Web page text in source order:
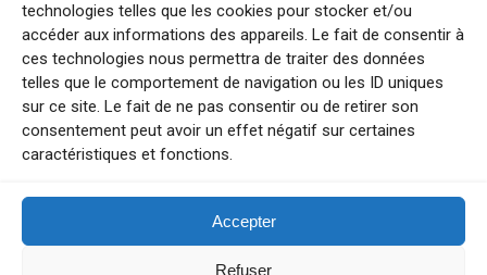
technologies telles que les cookies pour stocker et/ou
accéder aux informations des appareils. Le fait de consentir à
ces technologies nous permettra de traiter des données
telles que le comportement de navigation ou les ID uniques
sur ce site. Le fait de ne pas consentir ou de retirer son
consentement peut avoir un effet négatif sur certaines
caractéristiques et fonctions.
Accepter
Refuser
Qui sommes-nous ?
BFM Top Sorties
EVENT
Tourisme week-end : envie de vous évader le temps d’un week-end ou
Explorez nos bonnes adresses
Contact